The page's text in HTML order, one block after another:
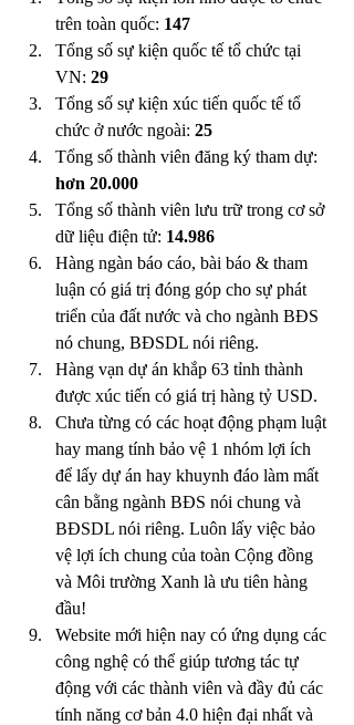
trên toàn quốc: 147
Tổng số sự kiện quốc tế tổ chức tại
VN: 29
Tổng số sự kiện xúc tiến quốc tế tổ
chức ở nước ngoài: 25
Tổng số thành viên đăng ký tham dự:
hơn 20.000
Tổng số thành viên lưu trữ trong cơ sở
dữ liệu điện tử: 14.986
Hàng ngàn báo cáo, bài báo & tham
luận có giá trị đóng góp cho sự phát
triển của đất nước và cho ngành BĐS
nó chung, BĐSDL nói riêng.
Hàng vạn dự án khắp 63 tỉnh thành
được xúc tiến có giá trị hàng tỷ USD.
Chưa từng có các hoạt động phạm luật
hay mang tính bảo vệ 1 nhóm lợi ích
để lấy dự án hay khuynh đáo làm mất
cân bằng ngành BĐS nói chung và
BĐSDL nói riêng. Luôn lấy việc bảo
vệ lợi ích chung của toàn Cộng đồng
và Môi trường Xanh là ưu tiên hàng
đầu!
Website mới hiện nay có ứng dụng các
công nghệ có thể giúp tương tác tự
động với các thành viên và đầy đủ các
tính năng cơ bản 4.0 hiện đại nhất và